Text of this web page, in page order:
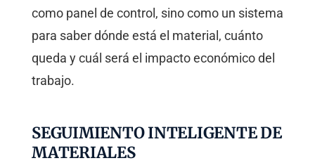
como panel de control, sino como un sistema
para saber dónde está el material, cuánto
queda y cuál será el impacto económico del
trabajo.
SEGUIMIENTO INTELIGENTE DE
MATERIALES